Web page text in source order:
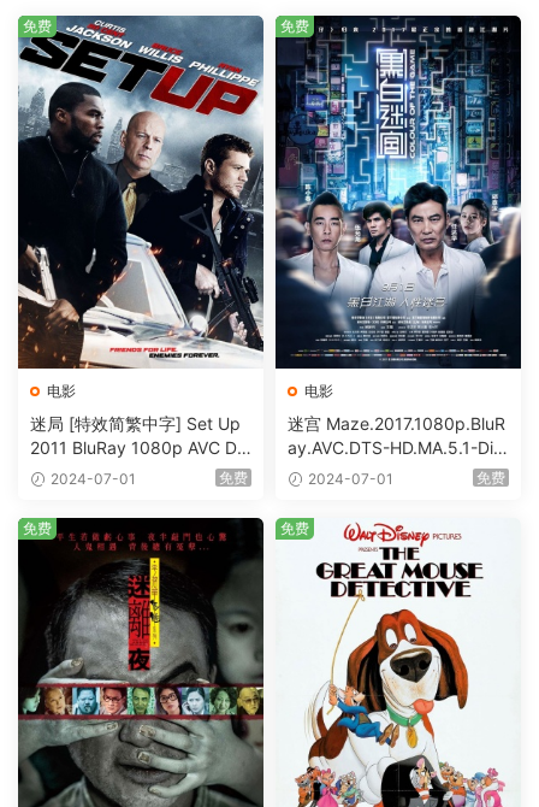
电影
迷局 [特效简繁中字] Set Up
2011 BluRay 1080p AVC DT
S-HD MA5.1-shhaclm@CHD
2024-07-01 免费
免费
电影
迷宫 Maze.2017.1080p.BluR
ay.AVC.DTS-HD.MA.5.1-DiY
@HDHome [BDISO 19.7GB]
2024-07-01 免费
免费
免费 免费